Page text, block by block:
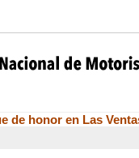
de honor en Las